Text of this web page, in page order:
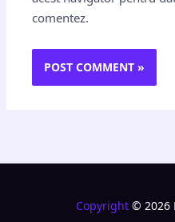
comentez.
Copyright © 2026